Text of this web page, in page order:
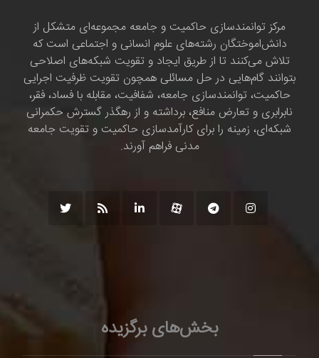
مرکز توانمندسازی حاکمیت و جامعه مجموعه‌ای متشکل از
دانش‌اموختگان رشته‌های علوم انسانی و اجتماعی است که
تلاش می‌کنند تا از طریق ایجاد و تقویت شبکه‌های اصلاحی
بتوانند گام‌هایی در حل مسائلی همچون تقویت ظرفیت اجرایی
حاکمیت، توانمندسازی جامعه، شفافیت، مقابله با فساد، فقر،
نابرابری و تعارض منافع، برداشته و از رهگذر گسترش حکمرانی
شبکه‌ای، زمینه را برای کارآمدسازی حاکمیت و تقویت جامعه
مدنی فراهم آورند.
بخش‌های برگزیده